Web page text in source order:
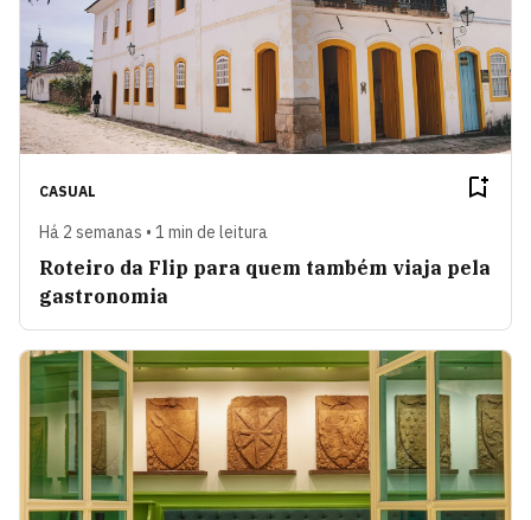
CASUAL
Há 2 semanas • 1 min de leitura
Roteiro da Flip para quem também viaja pela
gastronomia